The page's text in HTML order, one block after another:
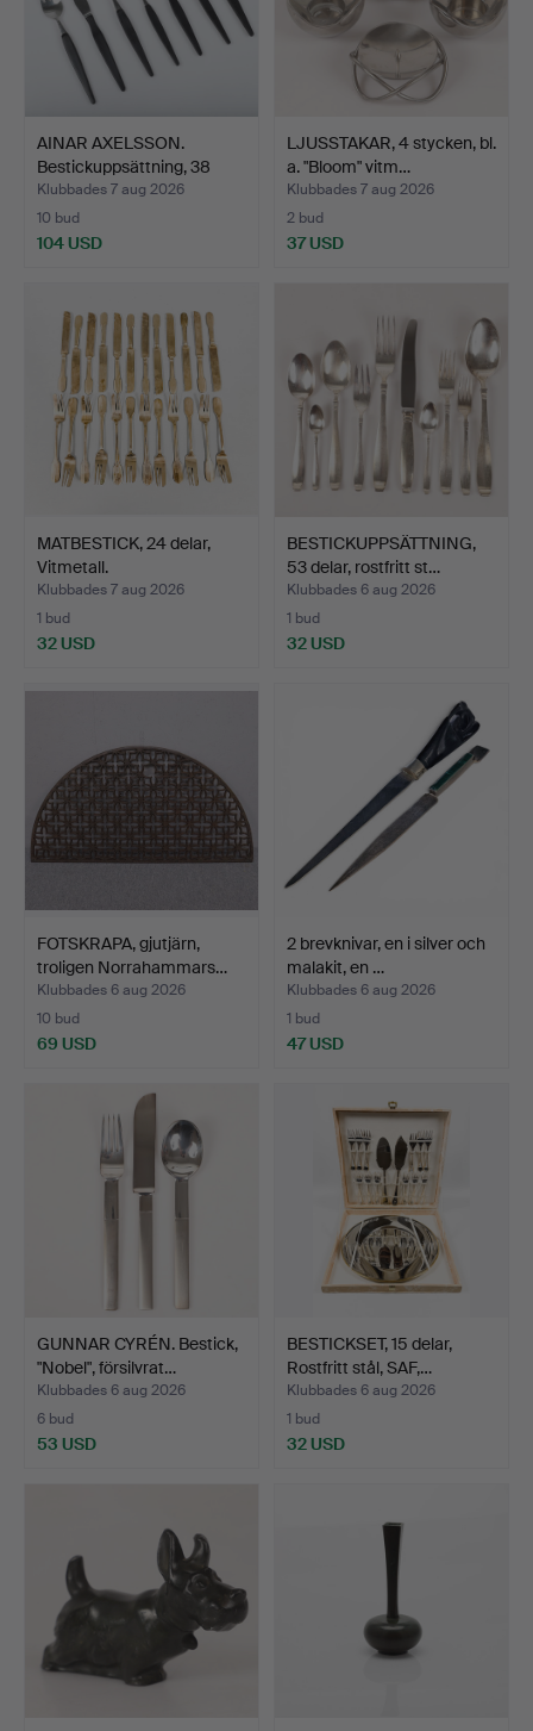
AINAR AXELSSON.
Bestickuppsättning, 38
del…
Klubbades 7 aug 2026
10 bud
104 USD
LJUSSTAKAR, 4 stycken, bl.
a. "Bloom" vitm…
Klubbades 7 aug 2026
2 bud
37 USD
MATBESTICK, 24 delar,
Vitmetall.
Klubbades 7 aug 2026
1 bud
32 USD
BESTICKUPPSÄTTNING,
53 delar, rostfritt st…
Klubbades 6 aug 2026
1 bud
32 USD
FOTSKRAPA, gjutjärn,
troligen Norrahammars…
Klubbades 6 aug 2026
10 bud
69 USD
2 brevknivar, en i silver och
malakit, en …
Klubbades 6 aug 2026
1 bud
47 USD
GUNNAR CYRÉN. Bestick,
"Nobel", försilvrat…
Klubbades 6 aug 2026
6 bud
53 USD
BESTICKSET, 15 delar,
Rostfritt stål, SAF,…
Klubbades 6 aug 2026
1 bud
32 USD